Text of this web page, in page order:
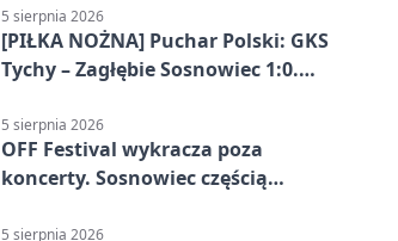
5 sierpnia 2026
[PIŁKA NOŻNA] Puchar Polski: GKS
Tychy – Zagłębie Sosnowiec 1:0.
przed przerwą
5 sierpnia 2026
OFF Festival wykracza poza
koncerty. Sosnowiec częścią
5 sierpnia 2026